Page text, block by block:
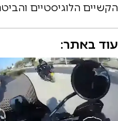
הקשיים הלוגיסטיים
עוד באתר: